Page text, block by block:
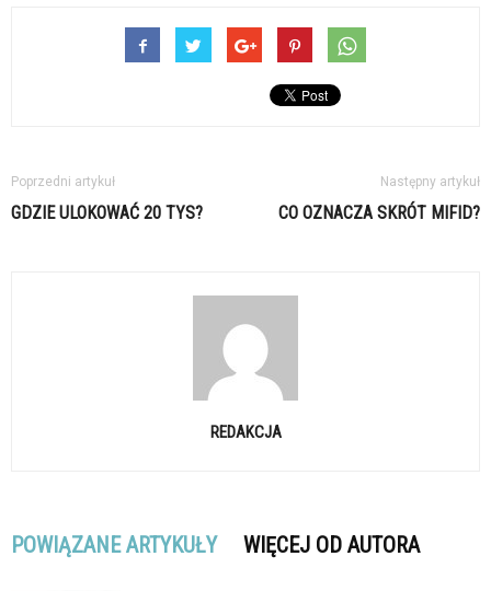
Poprzedni artykuł
GDZIE ULOKOWAĆ 20 TYS?
Następny artykuł
CO OZNACZA SKRÓT MIFID?
REDAKCJA
POWIĄZANE ARTYKUŁY WIĘCEJ OD AUTORA